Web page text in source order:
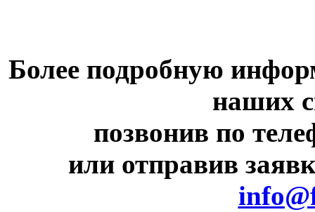
Более подробную
наших
позвонив по
или отправив